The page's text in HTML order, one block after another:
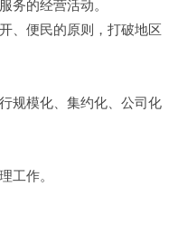
的经营活动。
、便民的原则，打破地区
规模化、集约化、公司化
工作。